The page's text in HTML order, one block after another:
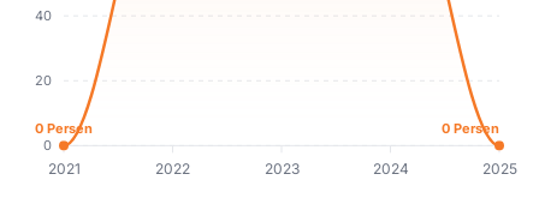
40
20
0
0 Persen 0 Persen
2021 2022 2023 2024 2025